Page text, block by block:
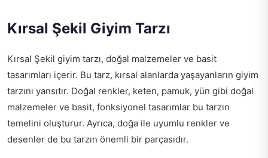
Kırsal Şekil Giyim Tarzı
Kırsal Şekil giyim tarzı, doğal malzemeler ve basit
tasarımları içerir. Bu tarz, kırsal alanlarda yaşayanların giyim
tarzını yansıtır. Doğal renkler, keten, pamuk, yün gibi doğal
malzemeler ve basit, fonksiyonel tasarımlar bu tarzın
temelini oluşturur. Ayrıca, doğa ile uyumlu renkler ve
desenler de bu tarzın önemli bir parçasıdır.